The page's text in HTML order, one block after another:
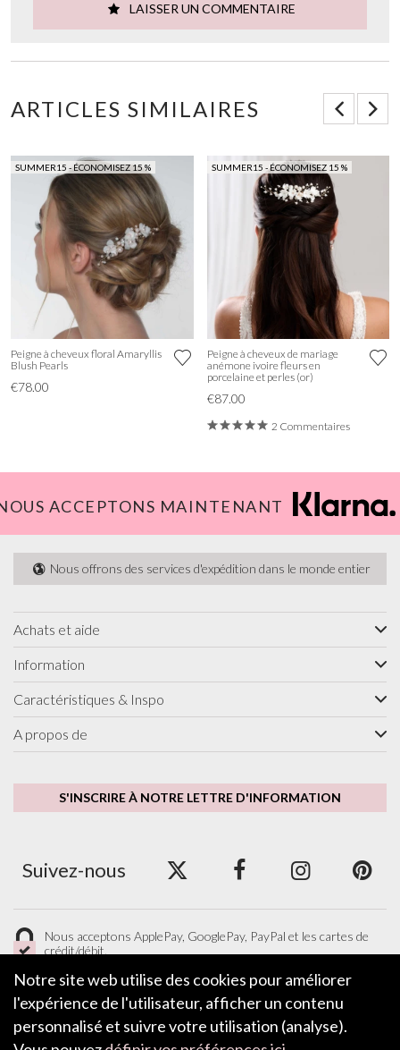
LAISSER UN COMMENTAIRE
ARTICLES SIMILAIRES
SUMMER15 - ÉCONOMISEZ 15 %
Peigne à cheveux floral Amaryllis
Blush Pearls
€78.00
SUMMER15 - ÉCONOMISEZ 15 %
Peigne à cheveux de mariage
anémone ivoire fleurs en
porcelaine et perles (or)
€87.00
2 Commentaires
ACCEPTONS MAINTENANT
Nous offrons des services d'expédition dans le monde entier
Achats et aide
Information
Caractéristiques & Inspo
A propos de
S'INSCRIRE À NOTRE LETTRE D'INFORMATION
Suivez-nous
Nous acceptons ApplePay, GooglePay, PayPal et les cartes de
crédit/débit.
LAISSER UN COMMENTAIRE
Notre site web utilise des cookies pour améliorer
l'expérience de l'utilisateur, afficher un contenu
personnalisé et suivre votre utilisation (analyse).